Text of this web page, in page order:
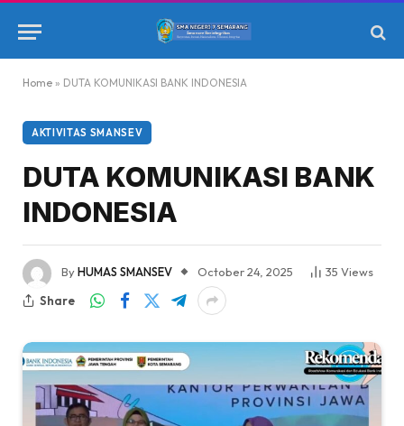
Home » DUTA KOMUNIKASI BANK INDONESIA
AKTIVITAS SMANSEV
DUTA KOMUNIKASI BANK
INDONESIA
ByHUMAS SMANSEV October 24, 2025 35 Views
Share